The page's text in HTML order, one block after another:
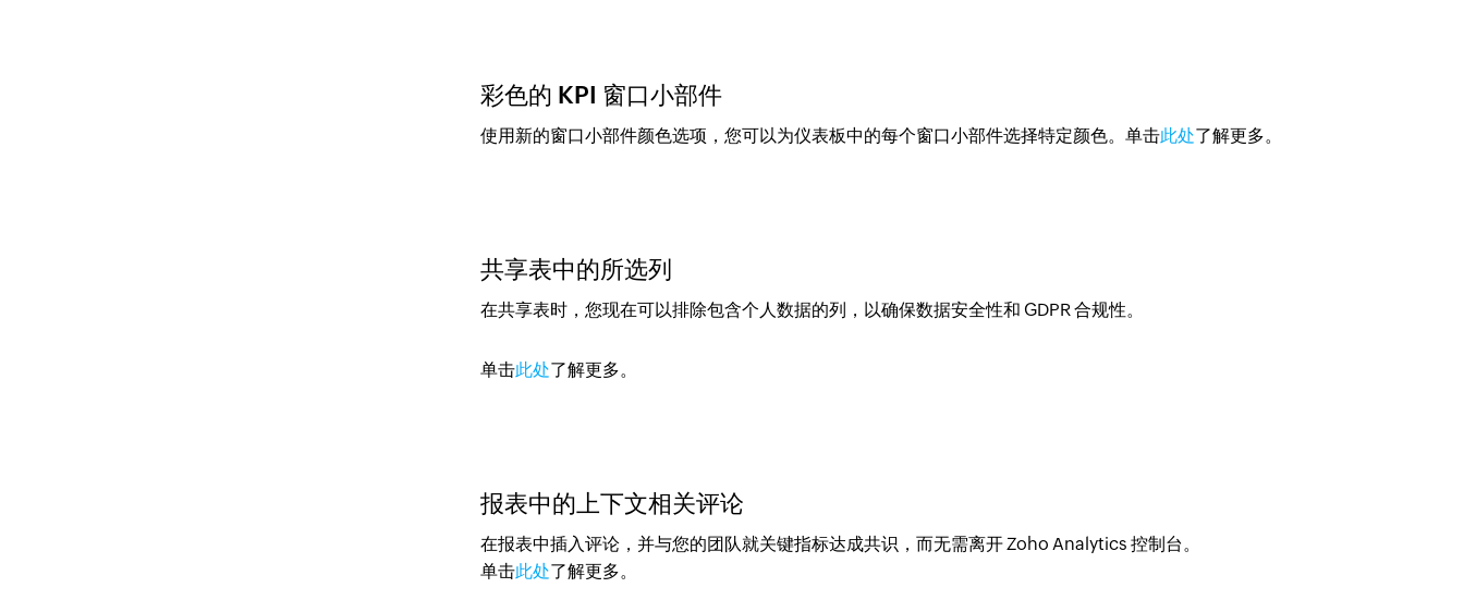
彩色的 KPI 窗口小部件
使用新的窗口小部件颜色选项，您可以为仪表板中的每个窗口小部件选择特定颜色。单击此处了解更多。
共享表中的所选列
在共享表时，您现在可以排除包含个人数据的列，以确保数据安全性和 GDPR 合规性。
单击此处了解更多。
报表中的上下文相关评论
在报表中插入评论，并与您的团队就关键指标达成共识，而无需离开 Zoho Analytics 控制台。
单击此处了解更多。